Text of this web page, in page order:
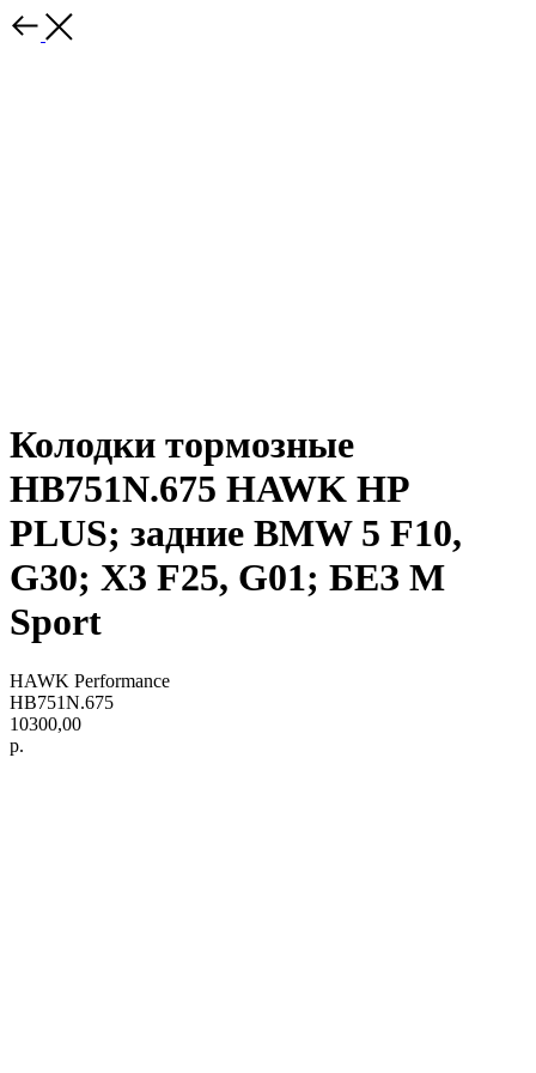
Колодки тормозные
HB751N.675 HAWK HP
PLUS; задние BMW 5 F10,
G30; X3 F25, G01; БЕЗ M
Sport
HAWK Performance
HB751N.675
10300,00
р.